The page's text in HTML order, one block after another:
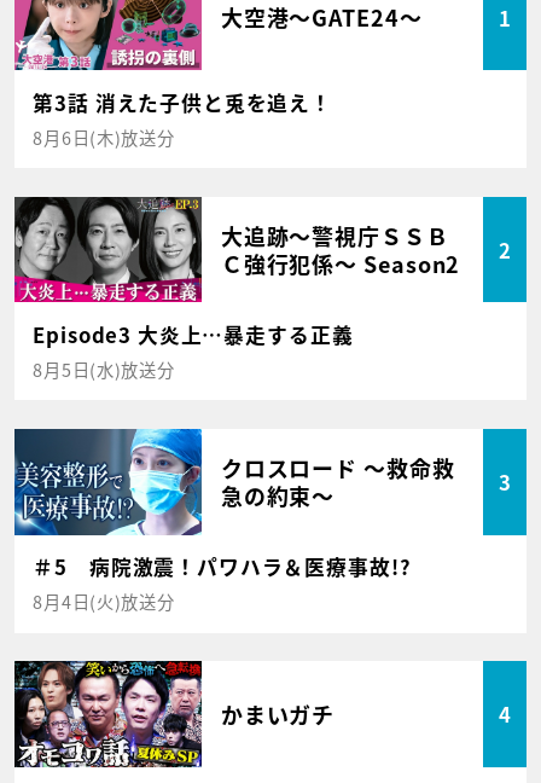
大空港～GATE24～ 1
第3話 消えた子供と兎を追え！
8月6日(木)放送分
大追跡～警視庁ＳＳＢ
Ｃ強行犯係～ Season2
2
Episode3 大炎上…暴走する正義
8月5日(水)放送分
クロスロード ～救命救
急の約束～
3
＃5 病院激震！パワハラ＆医療事故!?
8月4日(火)放送分
かまいガチ 4